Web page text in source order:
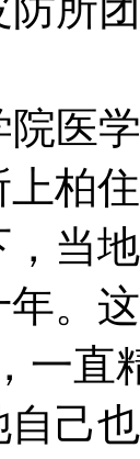
医
上柏
当
。
一直
己